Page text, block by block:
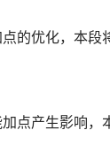
的优化，本段
点产生影响，